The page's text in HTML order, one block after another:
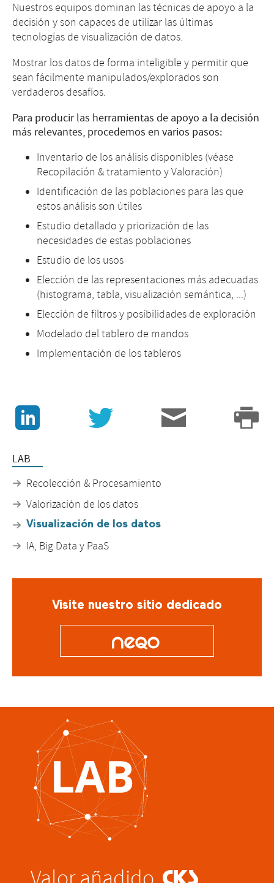
Nuestros equipos dominan las técnicas de apoyo a la
decisión y son capaces de utilizar las últimas
tecnologías de visualización de datos.
Mostrar los datos de forma inteligible y permitir que
sean fácilmente manipulados/explorados son
verdaderos desafíos.
Para producir las herramientas de apoyo a la decisión
más relevantes, procedemos en varios pasos:
Inventario de los análisis disponibles (véase
Recopilación & tratamiento y Valoración)
Identificación de las poblaciones para las que
estos análisis son útiles
Estudio detallado y priorización de las
necesidades de estas poblaciones
Estudio de los usos
Elección de las representaciones más adecuadas
(histograma, tabla, visualización semántica, ...)
Elección de filtros y posibilidades de exploración
Modelado del tablero de mandos
Implementación de los tableros
J v 3 p
LAB
Recolección & Procesamiento
Valorización de los datos
Visualización de los datos
IA, Big Data y PaaS
Visite nuestro sitio dedicado
O
@